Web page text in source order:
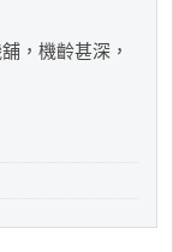
，機齡甚深，